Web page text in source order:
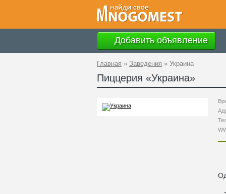
Добавить объявление
Главная » Заведения » Украина
Пиццерия «Украина»